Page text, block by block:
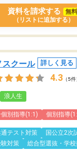
師の方は良かった
資料を請求する
無料
（リストに追加する）
スクール 詳しく見る
4.3 （5件
浪人生
別指導(1:1) 個別指導
テスト対策
国公立2次
対策
総合型選抜・学